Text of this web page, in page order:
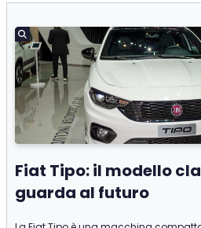
Fiat Tipo: il modello
guarda al futuro